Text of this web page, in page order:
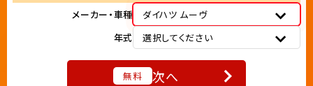
メーカー・車種
ダイハツ ムーヴ
年式
選択してください
無料 次へ